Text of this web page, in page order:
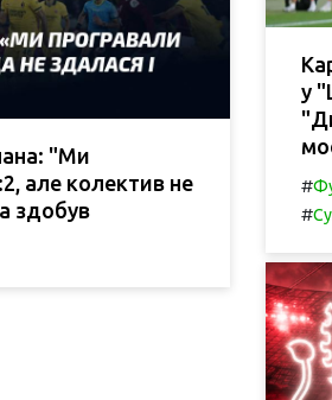
"Ми
але колектив не
здобув
у
#
#